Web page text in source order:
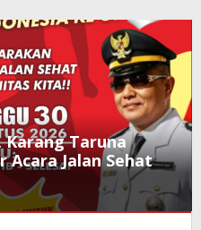
Karang Taruna
Acara Jalan Sehat